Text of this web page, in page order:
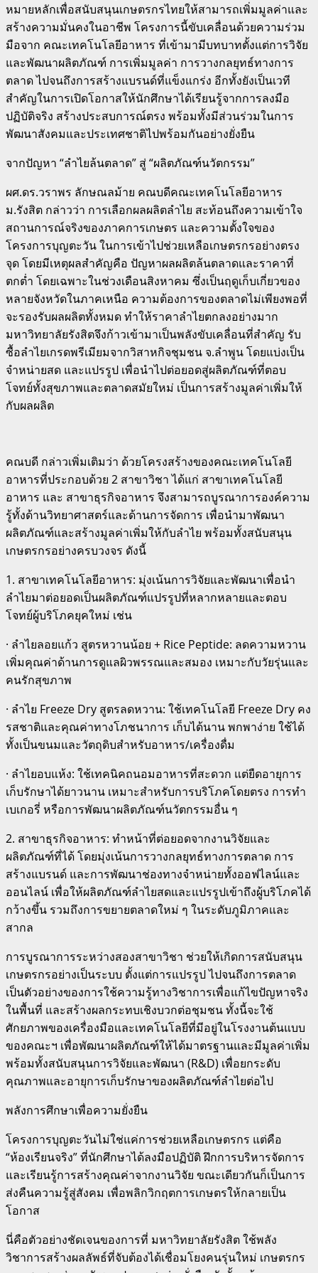
หมายหลักเพื่อสนับสนุนเกษตรกรไทยให้สามารถเพิ่มมูลค่าและ
สร้างความมั่นคงในอาชีพ โครงการนี้ขับเคลื่อนด้วยความร่วม
มือจาก คณะเทคโนโลยีอาหาร ที่เข้ามามีบทบาทตั้งแต่การวิจัย
และพัฒนาผลิตภัณฑ์ การเพิ่มมูลค่า การวางกลยุทธ์ทางการ
ตลาด ไปจนถึงการสร้างแบรนด์ที่แข็งแกร่ง อีกทั้งยังเป็นเวที
สำคัญในการเปิดโอกาสให้นักศึกษาได้เรียนรู้จากการลงมือ
ปฏิบัติจริง สร้างประสบการณ์ตรง พร้อมทั้งมีส่วนร่วมในการ
พัฒนาสังคมและประเทศชาติไปพร้อมกันอย่างยั่งยืน
จากปัญหา “ลำไยล้นตลาด” สู่ “ผลิตภัณฑ์นวัตกรรม”
ผศ.ดร.วราพร ลักษณลม้าย คณบดีคณะเทคโนโลยีอาหาร
ม.รังสิต กล่าวว่า การเลือกผลผลิตลำไย สะท้อนถึงความเข้าใจ
สถานการณ์จริงของภาคการเกษตร และความตั้งใจของ
โครงการบุญตะวัน ในการเข้าไปช่วยเหลือเกษตรกรอย่างตรง
จุด โดยมีเหตุผลสำคัญคือ ปัญหาผลผลิตล้นตลาดและราคาที่
ตกต่ำ โดยเฉพาะในช่วงเดือนสิงหาคม ซึ่งเป็นฤดูเก็บเกี่ยวของ
หลายจังหวัดในภาคเหนือ ความต้องการของตลาดไม่เพียงพอที่
จะรองรับผลผลิตทั้งหมด ทำให้ราคาลำไยตกลงอย่างมาก
มหาวิทยาลัยรังสิตจึงก้าวเข้ามาเป็นพลังขับเคลื่อนที่สำคัญ รับ
ซื้อลำไยเกรดพรีเมียมจากวิสาหกิจชุมชน จ.ลำพูน โดยแบ่งเป็น
จำหน่ายสด และแปรรูป เพื่อนำไปต่อยอดสู่ผลิตภัณฑ์ที่ตอบ
โจทย์ทั้งสุขภาพและตลาดสมัยใหม่ เป็นการสร้างมูลค่าเพิ่มให้
กับผลผลิต
คณบดี กล่าวเพิ่มเติมว่า ด้วยโครงสร้างของคณะเทคโนโลยี
อาหารที่ประกอบด้วย 2 สาขาวิชา ได้แก่ สาขาเทคโนโลยี
อาหาร และ สาขาธุรกิจอาหาร จึงสามารถบูรณาการองค์ความ
รู้ทั้งด้านวิทยาศาสตร์และด้านการจัดการ เพื่อนำมาพัฒนา
ผลิตภัณฑ์และสร้างมูลค่าเพิ่มให้กับลำไย พร้อมทั้งสนับสนุน
เกษตรกรอย่างครบวงจร ดังนี้
1. สาขาเทคโนโลยีอาหาร: มุ่งเน้นการวิจัยและพัฒนาเพื่อนำ
ลำไยมาต่อยอดเป็นผลิตภัณฑ์แปรรูปที่หลากหลายและตอบ
โจทย์ผู้บริโภคยุคใหม่ เช่น
· ลำไยลอยแก้ว สูตรหวานน้อย + Rice Peptide: ลดความหวาน
เพิ่มคุณค่าด้านการดูแลผิวพรรณและสมอง เหมาะกับวัยรุ่นและ
คนรักสุขภาพ
· ลำไย Freeze Dry สูตรลดหวาน: ใช้เทคโนโลยี Freeze Dry คง
รสชาติและคุณค่าทางโภชนาการ เก็บได้นาน พกพาง่าย ใช้ได้
ทั้งเป็นขนมและวัตถุดิบสำหรับอาหาร/เครื่องดื่ม
· ลำไยอบแห้ง: ใช้เทคนิคถนอมอาหารที่สะดวก แต่ยืดอายุการ
เก็บรักษาได้ยาวนาน เหมาะสำหรับการบริโภคโดยตรง การทำ
เบเกอรี่ หรือการพัฒนาผลิตภัณฑ์นวัตกรรมอื่น ๆ
2. สาขาธุรกิจอาหาร: ทำหน้าที่ต่อยอดจากงานวิจัยและ
ผลิตภัณฑ์ที่ได้ โดยมุ่งเน้นการวางกลยุทธ์ทางการตลาด การ
สร้างแบรนด์ และการพัฒนาช่องทางจำหน่ายทั้งออฟไลน์และ
ออนไลน์ เพื่อให้ผลิตภัณฑ์ลำไยสดและแปรรูปเข้าถึงผู้บริโภคได้
กว้างขึ้น รวมถึงการขยายตลาดใหม่ ๆ ในระดับภูมิภาคและ
สากล
การบูรณาการระหว่างสองสาขาวิชา ช่วยให้เกิดการสนับสนุน
เกษตรกรอย่างเป็นระบบ ตั้งแต่การแปรรูป ไปจนถึงการตลาด
เป็นตัวอย่างของการใช้ความรู้ทางวิชาการเพื่อแก้ไขปัญหาจริง
ในพื้นที่ และสร้างผลกระทบเชิงบวกต่อชุมชน ทั้งนี้จะใช้
ศักยภาพของเครื่องมือและเทคโนโลยีที่มีอยู่ในโรงงานต้นแบบ
ของคณะฯ เพื่อพัฒนาผลิตภัณฑ์ให้ได้มาตรฐานและมีมูลค่าเพิ่ม
พร้อมทั้งสนับสนุนการวิจัยและพัฒนา (R&D) เพื่อยกระดับ
คุณภาพและอายุการเก็บรักษาของผลิตภัณฑ์ลำไยต่อไป
พลังการศึกษาเพื่อความยั่งยืน
โครงการบุญตะวันไม่ใช่แค่การช่วยเหลือเกษตรกร แต่คือ
“ห้องเรียนจริง” ที่นักศึกษาได้ลงมือปฏิบัติ ฝึกการบริหารจัดการ
และเรียนรู้การสร้างคุณค่าจากงานวิจัย ขณะเดียวกันก็เป็นการ
ส่งคืนความรู้สู่สังคม เพื่อพลิกวิกฤตการเกษตรให้กลายเป็น
โอกาส
นี่คือตัวอย่างชัดเจนของการที่ มหาวิทยาลัยรังสิต ใช้พลัง
วิชาการสร้างผลลัพธ์ที่จับต้องได้เชื่อมโยงคนรุ่นใหม่ เกษตรกร